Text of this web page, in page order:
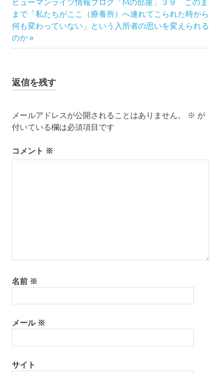
ナ
ビ
ゲ
ー
ョ
ン
の
記
事:
まで「私たちがここ（療養所）へ連れてこられた時から
何も変わっていない」という入所者の思いを変えられる
のか
返信を残す
メールアドレスが公開されることはありません。 ※ が
付いている欄は必須項目です
コメント ※
名前 ※
メール ※
サイト